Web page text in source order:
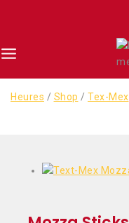
Heures / Shop / Tex-Mex